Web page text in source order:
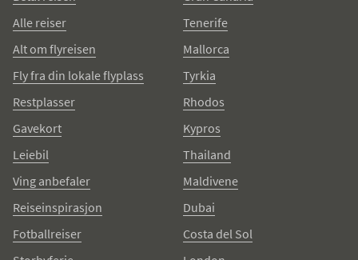
Alle reiser
Alt om flyreisen
Fly fra din lokale flyplass
Restplasser
Gavekort
Leiebil
Ving anbefaler
Reiseinspirasjon
Fotballreiser
Tenerife
Mallorca
Tyrkia
Rhodos
Kypros
Thailand
Maldivene
Dubai
Costa del Sol